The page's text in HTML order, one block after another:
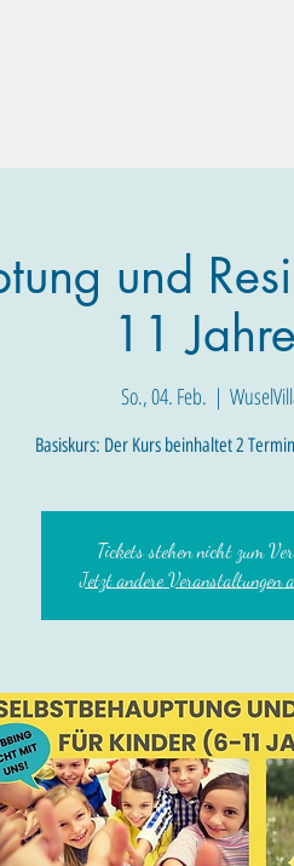
und
11
So., 04. Feb.
  |
Basiskurs: Der Kurs beinhaltet 2
Tickets stehen nicht zum
Jetzt andere Veranstaltungen